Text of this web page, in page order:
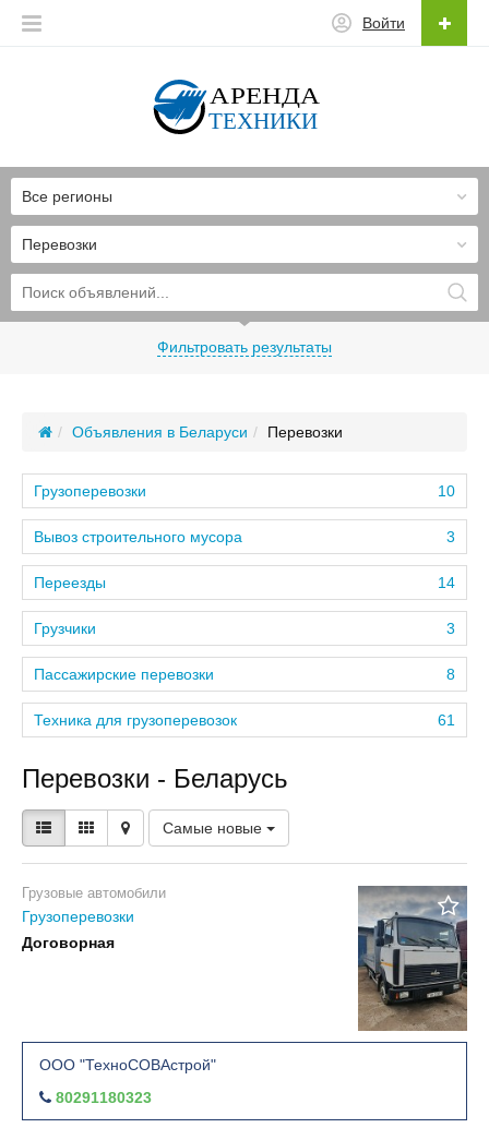
Войти
Перевозки
Все регионы
Фильтровать результаты
Объявления в Беларуси Перевозки
10
Грузоперевозки
3
Вывоз строительного мусора
14
Переезды
3
Грузчики
8
Пассажирские перевозки
61
Техника для грузоперевозок
Перевозки - Беларусь
Самые новые
Грузовые автомобили
Грузоперевозки
Договорная
ООО "ТехноСОВАстрой"
80291180323